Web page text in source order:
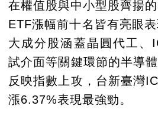
在權值股與中小型股齊揚
ETF漲幅前十名皆有亮眼
大成分股涵蓋晶圓代工、
試介面等關鍵環節的半導
反映指數上攻，台新臺灣
漲6.37%表現最強勁。